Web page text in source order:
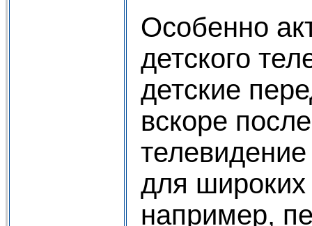
Особенно
детского
детские
вскоре
для широких
например,